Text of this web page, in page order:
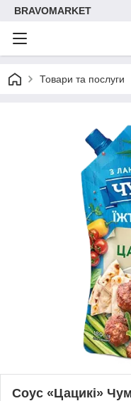
BRAVOMARKET
Товари та послуги
Соус «Цацикі»